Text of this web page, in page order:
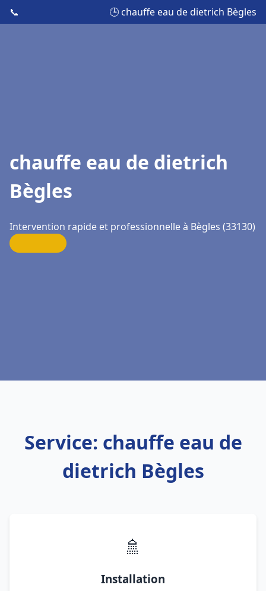
📞 🕒 chauffe eau de dietrich Bègles
chauffe eau de dietrich
Bègles
Intervention rapide et professionnelle à Bègles (33130)
Service: chauffe eau de
dietrich Bègles
🚿
Installation